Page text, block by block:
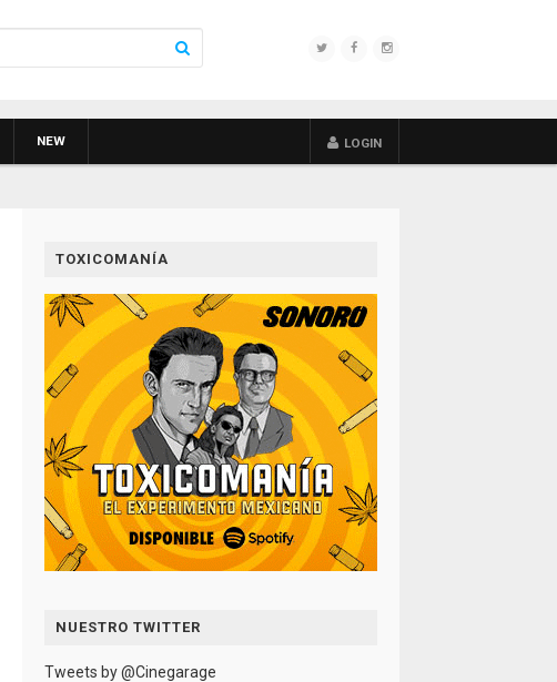
NEW LOGIN
TOXICOMANÍA
NUESTRO TWITTER
Tweets by @Cinegarage